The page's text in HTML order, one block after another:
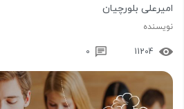
امیرعلی بلورچیان
نویسنده
11204
0